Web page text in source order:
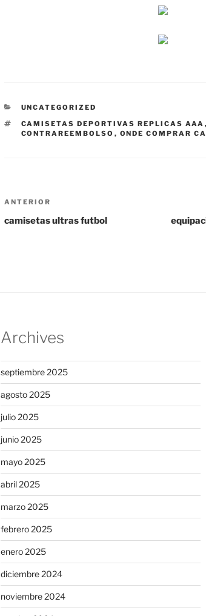
CATEGORÍAS
UNCATEGORIZED
ETIQUETAS
CAMISETAS DEPORTIVAS REPLICAS AAA ,
CONTRAREEMBOLSO , ONDE COMPRAR
Navegación
de
Entrada
anterior:
ANTERIOR
camisetas ultras futbol
Archives
septiembre 2025
agosto 2025
julio 2025
junio 2025
mayo 2025
abril 2025
marzo 2025
febrero 2025
enero 2025
diciembre 2024
noviembre 2024